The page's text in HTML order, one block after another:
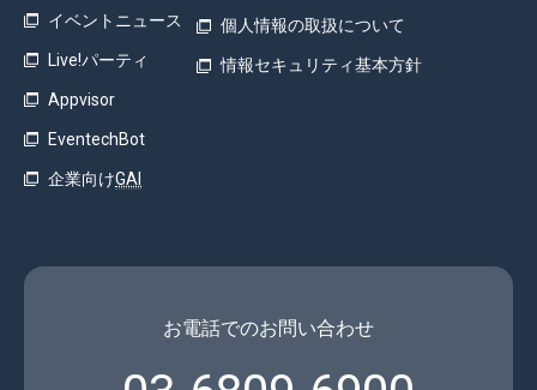
イベントニュース
Live!パーティ
Appvisor
EventechBot
企業向けGAI
個人情報の取扱について
情報セキュリティ基本方針
お電話でのお問い合わせ